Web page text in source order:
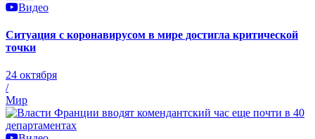
Видео
Ситуация с коронавирусом в мире достигла критической
точки
24 октября
/
Мир